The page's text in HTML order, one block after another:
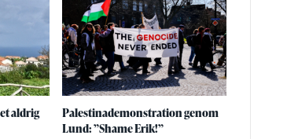
aldrig
Palestinademonstration genom
Lund: ”Shame Erik!”